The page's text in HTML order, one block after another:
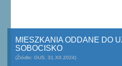
MIESZKANIA ODDANE DO
SOBOCISKO
(Źródło: GUS, 31.XII.2024)